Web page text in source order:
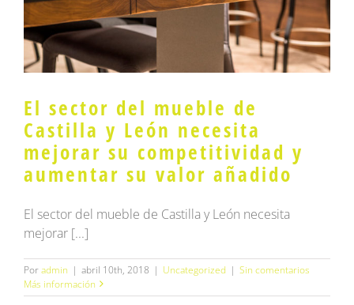
El sector del mueble de
Castilla y León necesita
mejorar su competitividad y
aumentar su valor añadido
El sector del mueble de Castilla y León necesita
mejorar [...]
Poradmin | abril 10th, 2018 | Uncategorized | Sin comentarios
Más información